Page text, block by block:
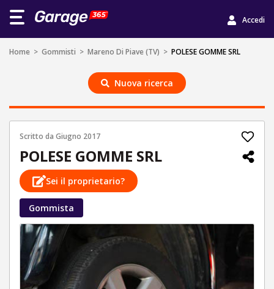
Accedi
Home > Gommisti > Mareno Di Piave (TV) > POLESE GOMME SRL
Nuova ricerca
Scritto da Giugno 2017
POLESE GOMME SRL
Sei il proprietario?
Gommista